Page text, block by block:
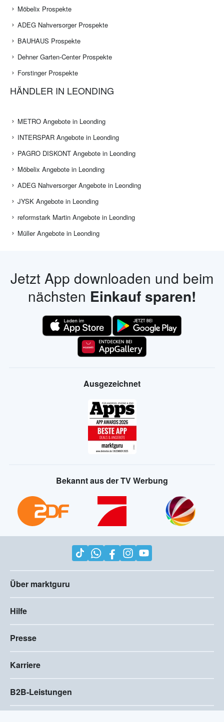
Möbelix Prospekte
ADEG Nahversorger Prospekte
BAUHAUS Prospekte
Dehner Garten-Center Prospekte
Forstinger Prospekte
HÄNDLER IN LEONDING
METRO Angebote in Leonding
INTERSPAR Angebote in Leonding
PAGRO DISKONT Angebote in Leonding
Möbelix Angebote in Leonding
ADEG Nahversorger Angebote in Leonding
JYSK Angebote in Leonding
reformstark Martin Angebote in Leonding
Müller Angebote in Leonding
Jetzt App downloaden und beim
nächsten Einkauf sparen!
Ausgezeichnet
Bekannt aus der TV Werbung
Über marktguru
Hilfe
Presse
Karriere
B2B-Leistungen